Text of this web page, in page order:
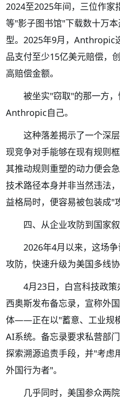
2024至2025年间，三位作
等"影子图书馆"下载数十万
型。2025年9月，Anthropic
品支付至少15亿美元赔偿，
高赔偿金额。
被坐实"窃取"的那一方
Anthropic自己。
这种落差揭示了一个深
现竞争对手能够在现有规则
其推动规则重塑的动力便会
技术路径本身并非当然违法
益格局时，便容易被包装成"
四、从企业攻防到国家
2026年4月以来，这场
攻防，快速升级为美国多线协
4月23日，白宫科技政
西奥斯发布备忘录，宣称外
体——正在以"蓄意、工业规
AI系统。备忘录要求私营部
探索溯源追责手段，并"考虑
外国行为者"。
几乎同时，美国参众两